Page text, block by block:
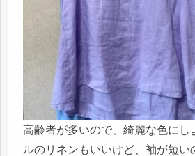
高齢者が多いので、綺麗な色にし
ルのリネンもいいけど、袖が短い